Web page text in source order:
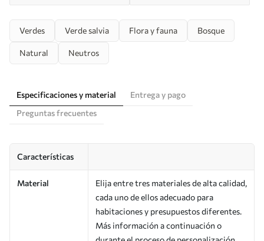
Verdes Verde salvia Flora y fauna Bosque
Natural Neutros
Especificaciones y material
Entrega y pago
Preguntas frecuentes
Características
Material
Elija entre tres materiales de alta calidad,
cada uno de ellos adecuado para
habitaciones y presupuestos diferentes.
Más información a continuación o